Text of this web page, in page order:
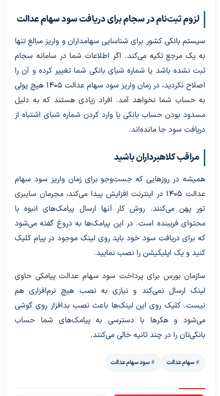
لزوم ثبت‌نام در سجام برای دریافت سود سهام عدالت
سیستم بانکی کشور برای شناسایی سهامداران و واریز مبالغ تنها
به یک مرجع تکیه می‌کند. اگر اطلاعات شما در سامانه سجام
ثبت نشده باشد یا شماره شبای بانکی شما تغییر کرده و آن را
اصلاح نکردید، در زمان واریز سود سهام عدالت 1405 هیچ پولی
به حساب شما نخواهد آمد. افراد زیادی هستند که به دلیل
مسدود بودن حساب بانکی یا وارد کردن شماره شبای اشتباه از
دریافت سود جا مانده‌اند.
مراقب کلاهبرداران باشید
همیشه در روزهایی که جست‌وجو برای زمان واریز سود سهام
عدالت 1405 در اینترنت افزایش پیدا می‌کند، مجرمان سایبری
تور پهن می‌کنند. روش کار آنها ارسال پیامک‌های انبوه با
محتوای فریبنده است. در این پیامک‌ها به دروغ گفته می‌شود
که برای دریافت سود خود باید روی لینک موجود در پیام کلیک
کنید و یک اپلیکیشن را نصب نمایید.
سازمان بورس برای پرداخت سود سهام عدالت پیامکی حاوی
لینک ارسال نمی‌کند و نیازی به نصب هیچ نرم‌افزاری هم
نیست. کلیک روی این لینک‌ها باعث نصب بدافزار روی گوشی
می‌شود و هکرها با دسترسی به پیامک‌های شما حساب
بانکی‌تان را در چند ثانیه خالی می‌کنند.
سهام عدالت سود سهام عدالت